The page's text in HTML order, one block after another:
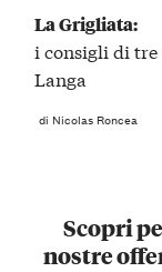
La Grigliata:
i consigli di tre
Langa
di Nicolas Roncea
Scopri
nostre